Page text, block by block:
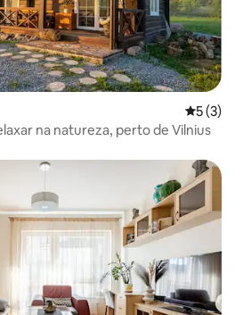
5 de
5 (3)
na natureza, perto de Vilnius